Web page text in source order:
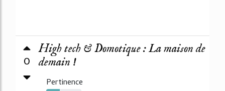
0
High tech & Domotique : La maison de
demain !
Pertinence